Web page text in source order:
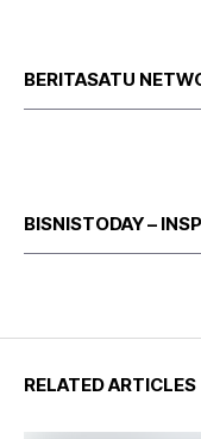
BERITASATU
BISNISTODAY –
RELATED ARTICLES